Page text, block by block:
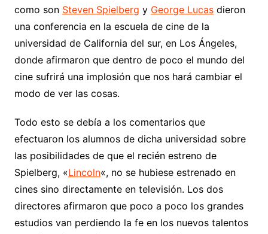
como son Steven Spielberg y George Lucasdieron
una conferencia en la escuela de cine de la
universidad de California del sur, en Los Ángeles,
donde afirmaron que dentro de poco el mundo del
cine sufrirá una implosión que nos hará cambiar el
modo de ver las cosas.
Todo esto se debía a los comentarios que
efectuaron los alumnos de dicha universidad sobre
las posibilidades de que el recién estreno de
Spielberg, «Lincoln«, no se hubiese estrenado en
cines sino directamente en televisión. Los dos
directores afirmaron que poco a poco los grandes
estudios van perdiendo la fe en los nuevos talentos